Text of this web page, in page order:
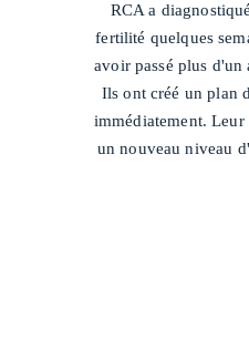
RCA a
fertilité quelques
avoir passé plus
Ils ont créé un plan
immédiatement.
un nouveau niveau